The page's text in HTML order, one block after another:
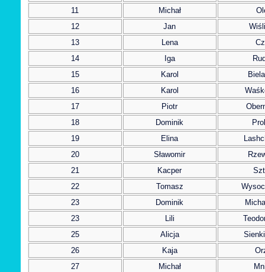
11
Michał
12
Jan
13
Lena
14
Iga
15
Karol
16
Karol
17
Piotr
18
Dominik
19
Elina
20
Sławomir
21
Kacper
22
Tomasz
23
Dominik
23
Lili
25
Alicja
26
Kaja
27
Michał